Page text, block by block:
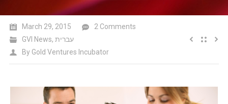
TESTIMONIALS
PITCH US NOW
BLOG
March 29, 2015
2 Comments
GVI News, עברית
By Gold Ventures Incubator